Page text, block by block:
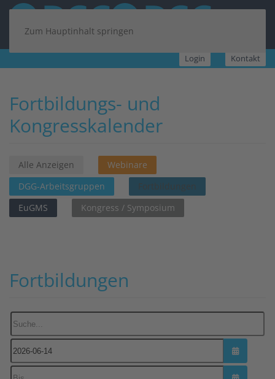
Zum Hauptinhalt springen
Login Kontakt
Fortbildungs- und
Kongresskalender
Alle Anzeigen
Webinare
DGG-Arbeitsgruppen
Fortbildungen
EuGMS
Kongress / Symposium
Fortbildungen
Suche...
Kalender